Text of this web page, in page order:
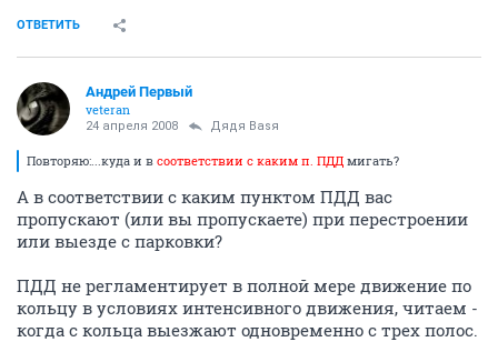
ОТВЕТИТЬ
Андрей Первый
veteran
24 апреля 2008 Дядя Ваsя
Повторяю:...куда и в соответствии с каким п. ПДД мигать?
А в соответствии с каким пунктом ПДД вас
пропускают (или вы пропускаете) при перестроении
или выезде с парковки?
ПДД не регламентирует в полной мере движение по
кольцу в условиях интенсивного движения, читаем -
когда с кольца выезжают одновременно с трех полос.